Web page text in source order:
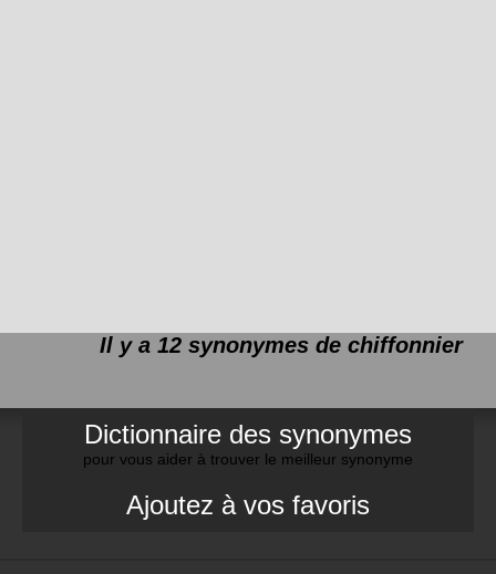
Il y a 12 synonymes de chiffonnier
Dictionnaire des synonymes
pour vous aider à trouver le meilleur synonyme
Ajoutez à vos favoris